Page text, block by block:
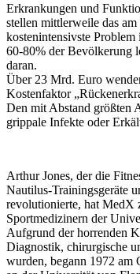
Erkrankungen und
stellen mittlerweile das
kostenintensivste Problem
60-80% der Bevölkerung
daran.
Über 23 Mrd. Euro
Kostenfaktor
Den mit Abstand größten
grippale Infekte oder
Arthur Jones, der die
Nautilus-Trainingsgeräte
revolutionierte, hat MedX
Sportmedizinern der
Aufgrund der horrenden
Diagnostik, chirurgische
wurden, begann 1972